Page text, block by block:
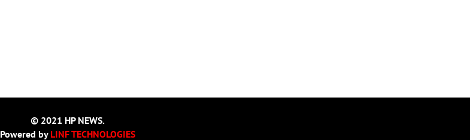
© 2021 HP NEWS.
Powered by LINF TECHNOLOGIES